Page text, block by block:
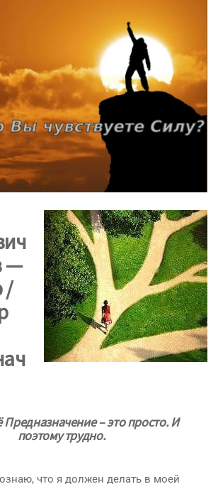
—
/
Предназначение – это просто. И
поэтому трудно.
что я должен делать в моей